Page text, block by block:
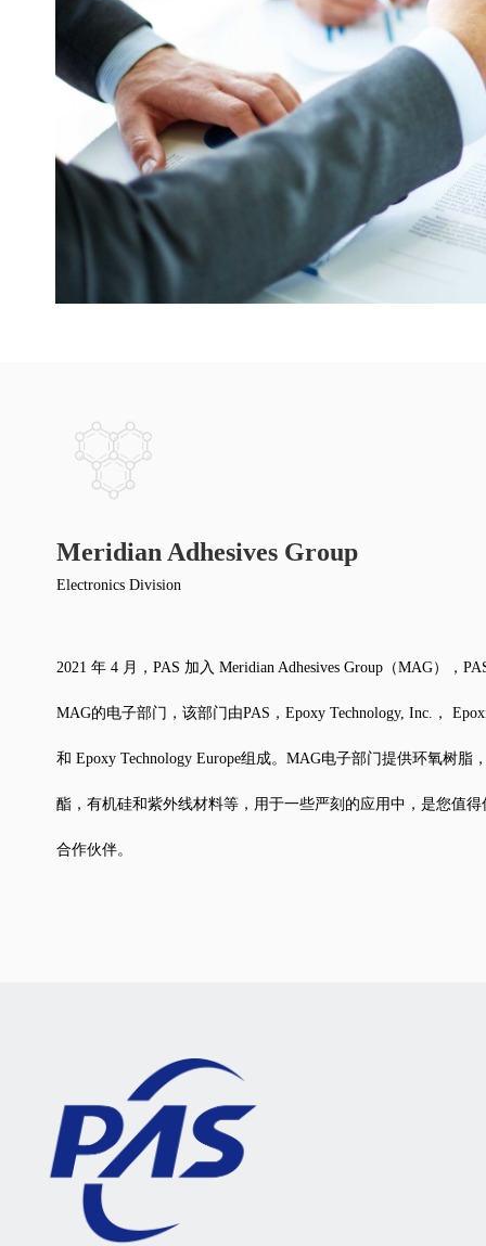
Meridian Adhesives Group
Electronics Division
2021 年 4 月，PAS 加入 Meridian Adhesives Group（MAG），
MAG的电子部门，该部门由PAS，Epoxy Technology, Inc.，
和 Epoxy Technology Europe组成。MAG电子部门提供环氧树脂
酯，有机硅和紫外线材料等，用于一些严刻的应用中，是您值得
合作伙伴。